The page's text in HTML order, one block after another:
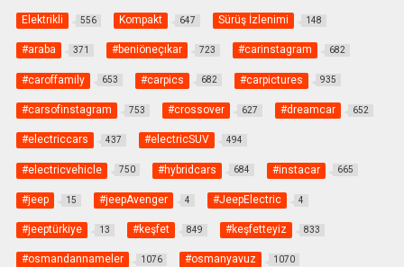
Elektrikli 556 Kompakt 647 Sürüş İzlenimi 148
#araba 371 #beniöneçıkar 723 #carinstagram 682
#caroffamily 653 #carpics 682 #carpictures 935
#carsofinstagram 753 #crossover 627 #dreamcar 652
#electriccars 437 #electricSUV 494
#electricvehicle 750 #hybridcars 684 #instacar 665
#jeep 15 #jeepAvenger 4 #JeepElectric 4
#jeeptürkiye 13 #keşfet 849 #keşfetteyiz 833
#osmandannameler 1076 #osmanyavuz 1070